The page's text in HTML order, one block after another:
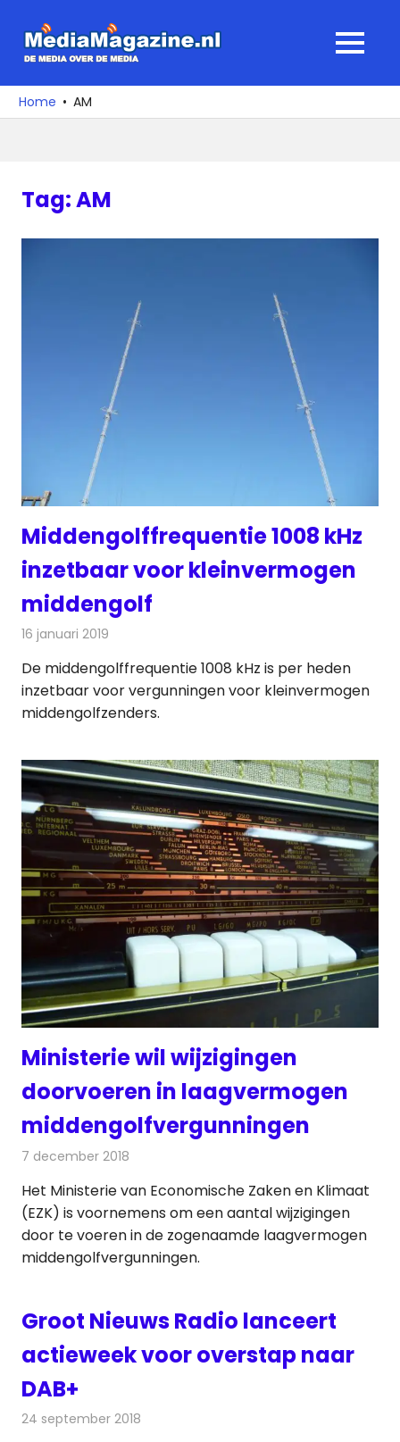
naar
media
over
MENU
Home AM
Tag:AM
Middengolffrequentie 1008 kHz
inzetbaar voor kleinvermogen
middengolf
16 januari 2019
De middengolffrequentie 1008 kHz is per heden
inzetbaar voor vergunningen voor kleinvermogen
middengolfzenders.
Ministerie wil wijzigingen
doorvoeren in laagvermogen
middengolfvergunningen
7 december 2018
Het Ministerie van Economische Zaken en Klimaat
(EZK) is voornemens om een aantal wijzigingen
door te voeren in de zogenaamde laagvermogen
middengolfvergunningen.
Groot Nieuws Radio lanceert
actieweek voor overstap naar
DAB+
24 september 2018